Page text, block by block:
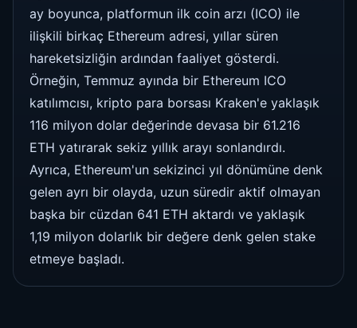
ay boyunca, platformun ilk coin arzı (ICO) ile
ilişkili birkaç Ethereum adresi, yıllar süren
hareketsizliğin ardından faaliyet gösterdi.
Örneğin, Temmuz ayında bir Ethereum ICO
katılımcısı, kripto para borsası Kraken'e yaklaşık
116 milyon dolar değerinde devasa bir 61.216
ETH yatırarak sekiz yıllık arayı sonlandırdı.
Ayrıca, Ethereum'un sekizinci yıl dönümüne denk
gelen ayrı bir olayda, uzun süredir aktif olmayan
başka bir cüzdan 641 ETH aktardı ve yaklaşık
1,19 milyon dolarlık bir değere denk gelen stake
etmeye başladı.